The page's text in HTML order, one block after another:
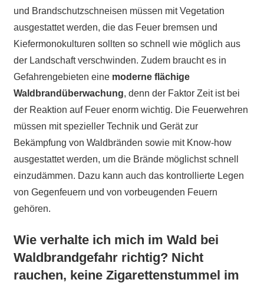
und Brandschutzschneisen müssen mit Vegetation
ausgestattet werden, die das Feuer bremsen und
Kiefermonokulturen sollten so schnell wie möglich aus
der Landschaft verschwinden. Zudem braucht es in
Gefahrengebieten eine moderne flächige
Waldbrandüberwachung, denn der Faktor Zeit ist bei
der Reaktion auf Feuer enorm wichtig. Die Feuerwehren
müssen mit spezieller Technik und Gerät zur
Bekämpfung von Waldbränden sowie mit Know-how
ausgestattet werden, um die Brände möglichst schnell
einzudämmen. Dazu kann auch das kontrollierte Legen
von Gegenfeuern und von vorbeugenden Feuern
gehören.
Wie verhalte ich mich im Wald bei
Waldbrandgefahr richtig? Nicht
rauchen, keine Zigarettenstummel im